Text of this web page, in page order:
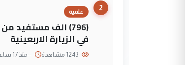
2
علمية
(796) الف مستفيد
في الزيارة الاربعينية
--منذ 17 ساعة